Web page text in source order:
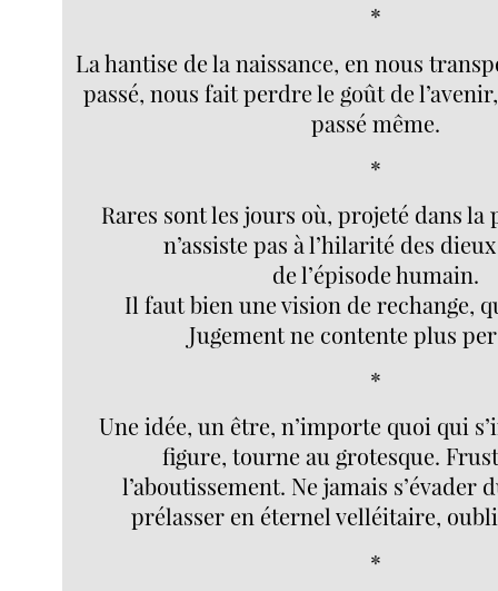
*
La hantise de la naissance, en nous
passé, nous fait perdre le goût de
passé même.
*
Rares sont les jours où, projeté dans
n’assiste pas à l’hilarité des
de l’épisode humain.
Il faut bien une vision de rechange,
Jugement ne contente plus
*
Une idée, un être, n’importe quoi qui
figure, tourne au grotesque.
l’aboutissement. Ne jamais s’évader
prélasser en éternel velléitaire,
*